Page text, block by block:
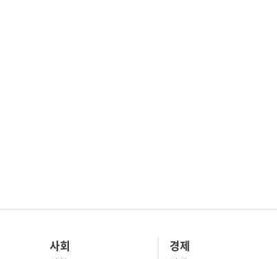
사회 경제